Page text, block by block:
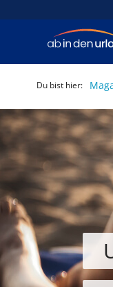
Du bist hier: